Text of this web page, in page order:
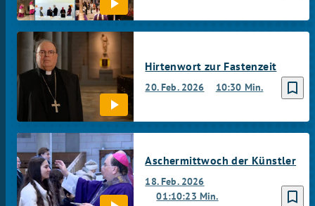
bookmark_border
20. Feb. 2026 10:30 Min.
Hirtenwort zur Fastenzeit
bookmark_border
18. Feb. 2026
01:10:23 Min.
Aschermittwoch der Künstler